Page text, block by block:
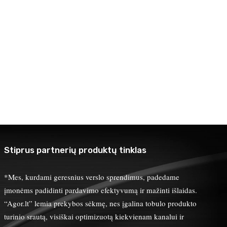
Stiprus partnerių produktų tinklas
*Mes, kurdami geresnius verslo sprendimus, padedame
įmonėms padidinti pardavimo efektyvumą ir mažinti išlaidas.
“Agor.lt” lemia prekybos sėkmę, nes įgalina tobulo produkto
turinio srautą, visiškai optimizuotą kiekvienam kanalui ir